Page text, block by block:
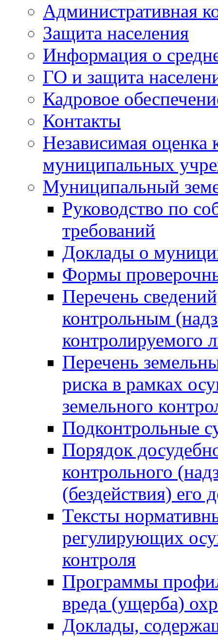
Административная
Защита населения
Информация о
ГО и защита
Кадровое
Контакты
Независимая оценка
муниципальных
Муниципальный
Руководство по
требований
Доклады о
Формы
Перечень
контрольным
контролируемого
Перечень
риска в рамках
земельного
Подконтрольные
Порядок
контрольного
(бездействия)
Тексты
регулирующих
контроля
Программы
вреда (ущерба)
Доклады,